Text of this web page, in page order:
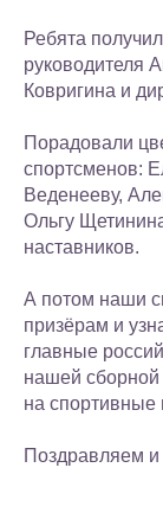
Ребята
руководителя
Ковригина и
Порадовали
спортсменов:
Веденееву,
Ольгу
наставников.
А потом наши
призёрам и
главные
нашей сборной
на спортивные
Поздравляем